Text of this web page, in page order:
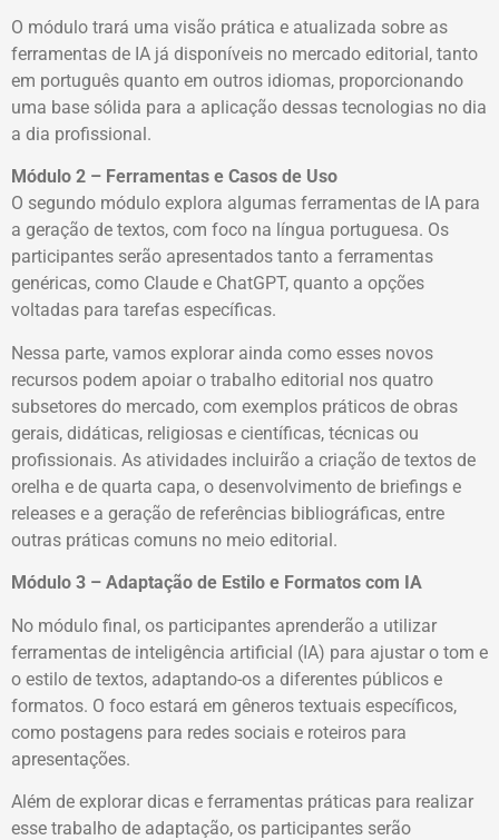
O módulo trará uma visão prática e atualizada sobre as
ferramentas de IA já disponíveis no mercado editorial, tanto
em português quanto em outros idiomas, proporcionando
uma base sólida para a aplicação dessas tecnologias no dia
a dia profissional.
Módulo 2 – Ferramentas e Casos de Uso
O segundo módulo explora algumas ferramentas de IA para
a geração de textos, com foco na língua portuguesa. Os
participantes serão apresentados tanto a ferramentas
genéricas, como Claude e ChatGPT, quanto a opções
voltadas para tarefas específicas.
Nessa parte, vamos explorar ainda como esses novos
recursos podem apoiar o trabalho editorial nos quatro
subsetores do mercado, com exemplos práticos de obras
gerais, didáticas, religiosas e científicas, técnicas ou
profissionais. As atividades incluirão a criação de textos de
orelha e de quarta capa, o desenvolvimento de briefings e
releases e a geração de referências bibliográficas, entre
outras práticas comuns no meio editorial.
Módulo 3 – Adaptação de Estilo e Formatos com IA
No módulo final, os participantes aprenderão a utilizar
ferramentas de inteligência artificial (IA) para ajustar o tom e
o estilo de textos, adaptando-os a diferentes públicos e
formatos. O foco estará em gêneros textuais específicos,
como postagens para redes sociais e roteiros para
apresentações.
Além de explorar dicas e ferramentas práticas para realizar
esse trabalho de adaptação, os participantes serão